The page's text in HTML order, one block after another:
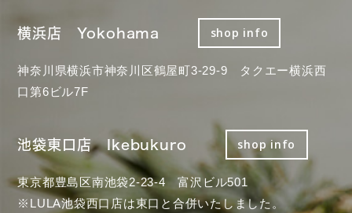
横浜店 Yokohama shop info
神奈川県横浜市神奈川区鶴屋町3-29-9 タクエー横浜西
口第6ビル7F
池袋東口店 Ikebukuro shop info
東京都豊島区南池袋2-23-4 富沢ビル501
※LULA池袋西口店は東口と合併いたしました。